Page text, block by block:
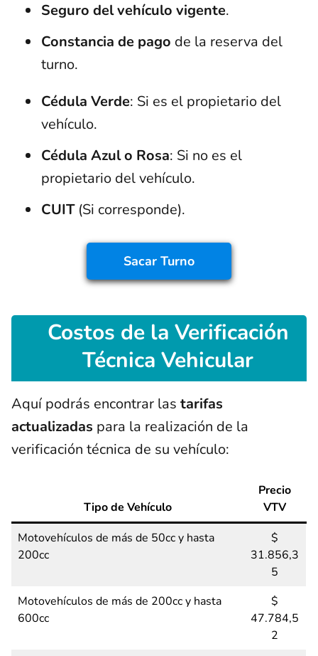
Seguro del vehículo vigente.
Constancia de pago de la reserva del
turno.
Cédula Verde: Si es el propietario del
vehículo.
Cédula Azul o Rosa: Si no es el
propietario del vehículo.
CUIT(Si corresponde).
Sacar Turno
Costos de la Verificación
Técnica Vehicular
Aquí podrás encontrar las tarifas
actualizadas para la realización de la
verificación técnica de su vehículo:
Tipo de Vehículo
Precio
VTV
Motovehículos de más de 50cc y hasta
200cc
$
31.856,3
5
Motovehículos de más de 200cc y hasta
600cc
$
47.784,5
2